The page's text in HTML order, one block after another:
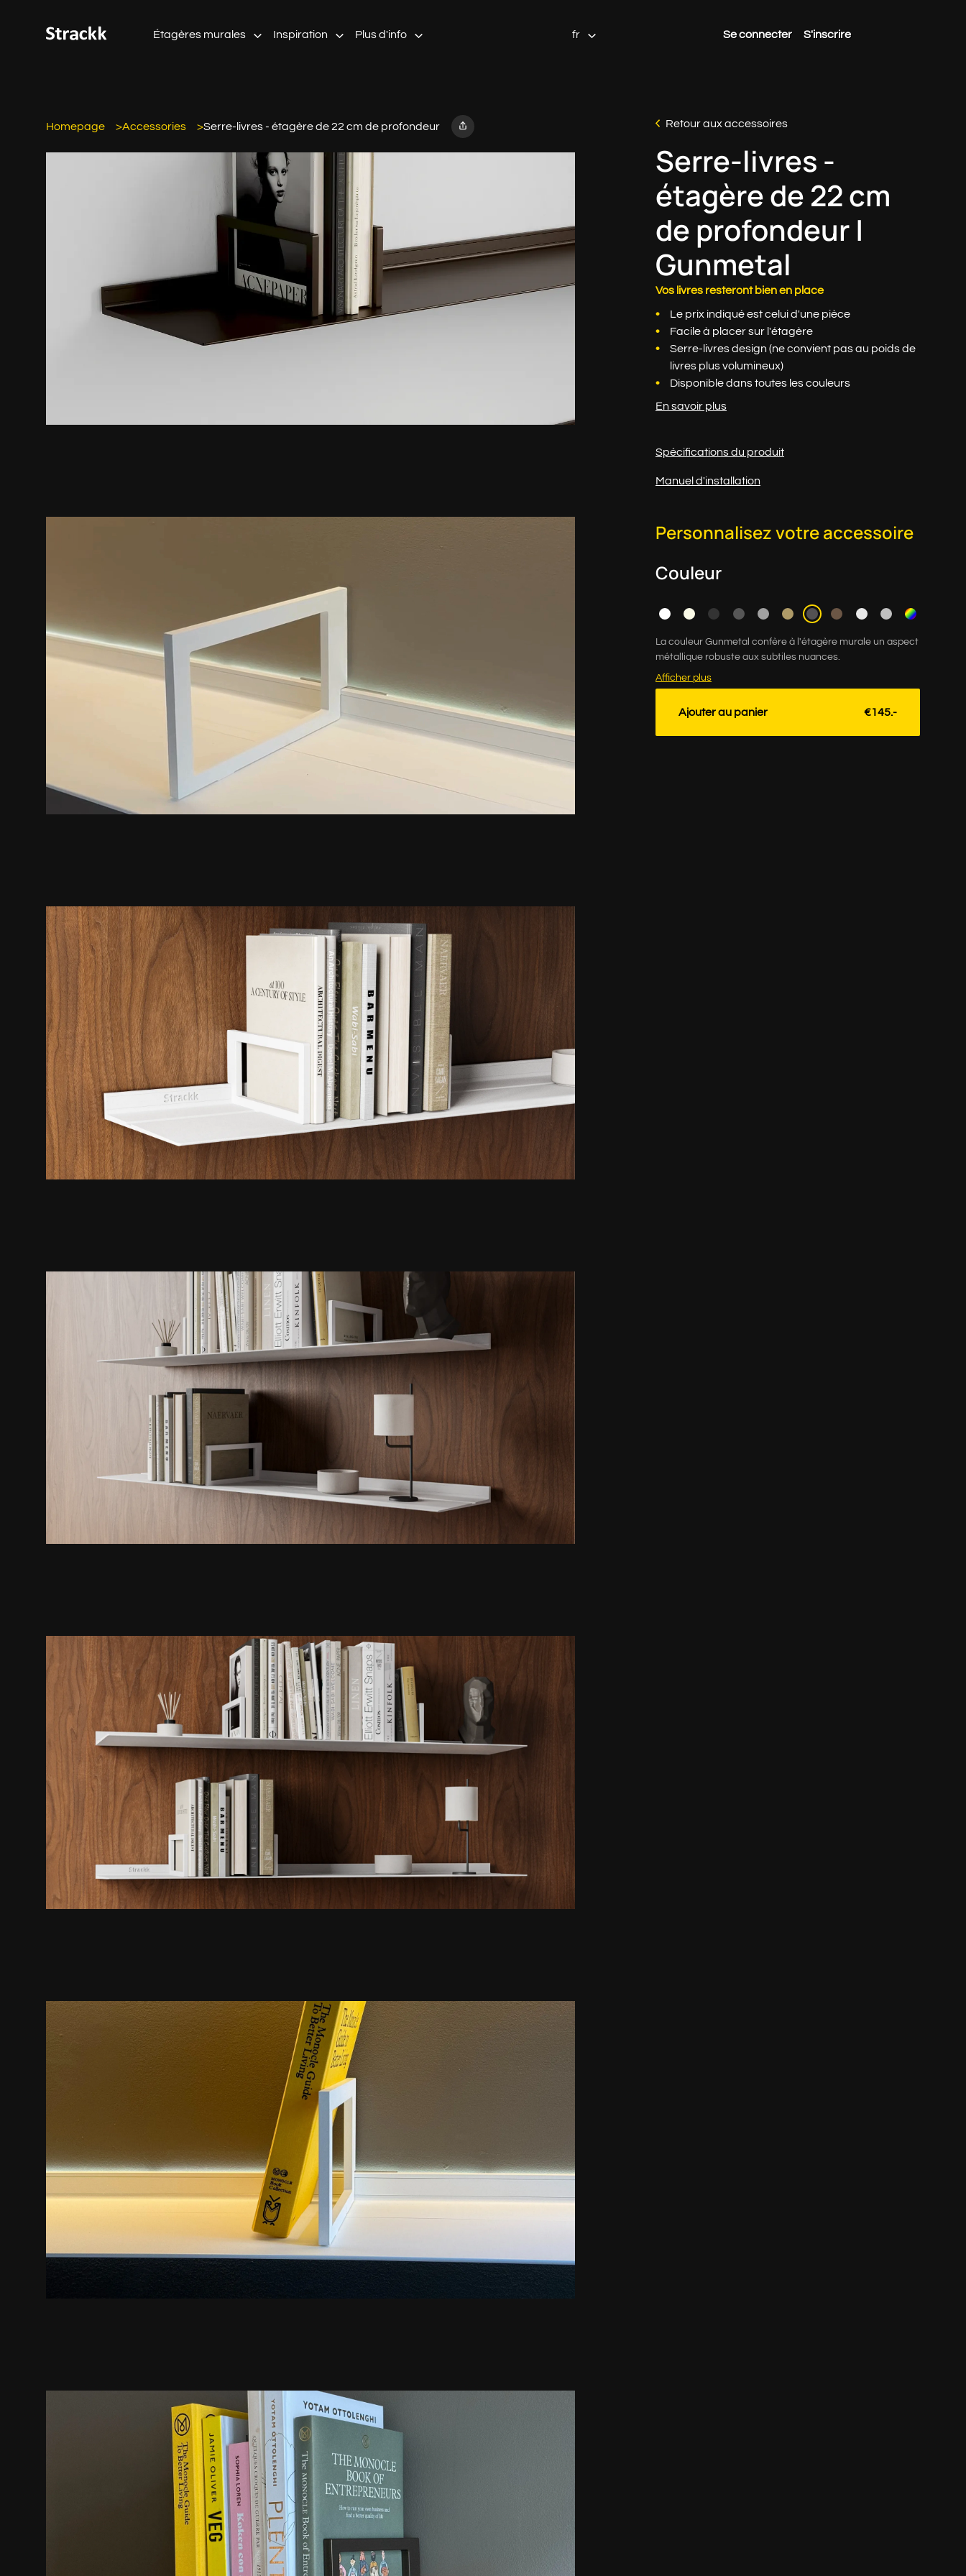
Étagères murales Inspiration Plus d'info fr Se connecter S'inscrire
Homepage Accessories Serre-livres - étagère de 22 cm de profondeur Retour aux accessoires
Serre-livres -
étagère de 22 cm
de profondeur |
Gunmetal
Vos livres resteront bien en place
Le prix indiqué est celui d'une pièce
Facile à placer sur l'étagère
Serre-livres design (ne convient pas au poids de
livres plus volumineux)
Disponible dans toutes les couleurs
En savoir plus
Spécifications du produit
Manuel d'installation
Personnalisez votre accessoire
Couleur
La couleur Gunmetal confère à l'étagère murale un aspect
métallique robuste aux subtiles nuances.
Afficher plus
Ajouter au panier €145.-